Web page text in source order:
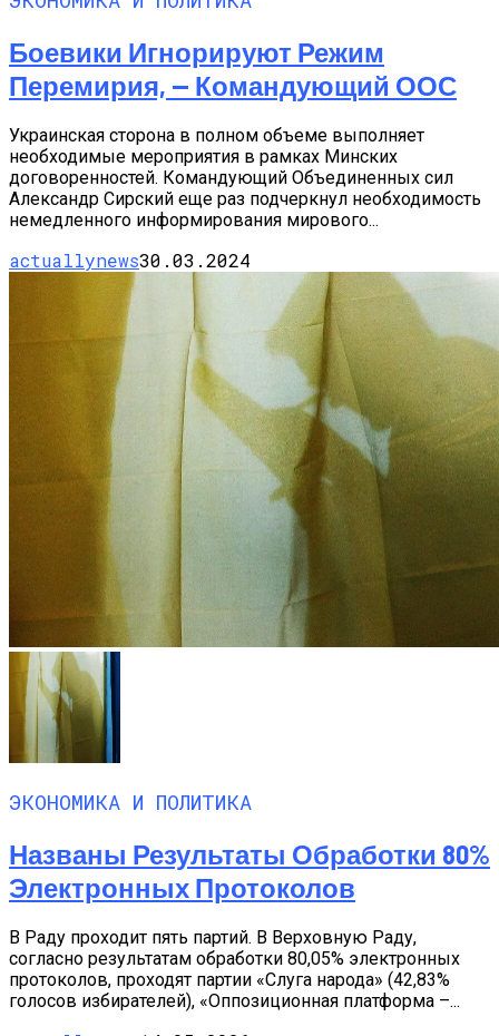
Боевики Игнорируют Режим
Перемирия, — Командующий ООС
Украинская сторона в полном объеме выполняет
необходимые мероприятия в рамках Минских
договоренностей. Командующий Объединенных сил
Александр Сирский еще раз подчеркнул необходимость
немедленного информирования мирового...
actuallynews30.03.2024
ЭКОНОМИКА И ПОЛИТИКА
Названы Результаты Обработки 80%
Электронных Протоколов
В Раду проходит пять партий. В Верховную Раду,
согласно результатам обработки 80,05% электронных
протоколов, проходят партии «Слуга народа» (42,83%
голосов избирателей), «Оппозиционная платформа –...